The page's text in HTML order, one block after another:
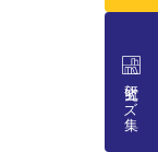
研究シーズ集